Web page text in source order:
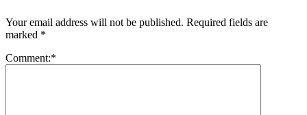
Your email address will not be published. Required fields are
marked *
Comment:*